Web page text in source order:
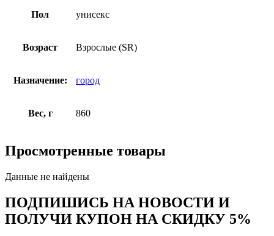
Пол унисекс
Возраст Взрослые (SR)
Назначение: город
Вес, г 860
Просмотренные товары
Данные не найдены
ПОДПИШИСЬ НА НОВОСТИ И
ПОЛУЧИ КУПОН НА СКИДКУ 5%